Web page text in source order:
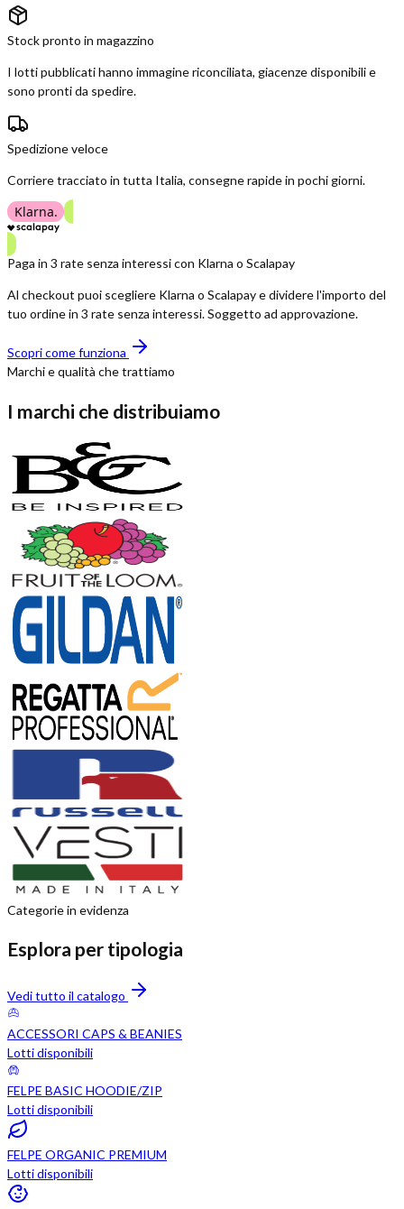
Stock pronto in magazzino
I lotti pubblicati hanno immagine riconciliata, giacenze disponibili e
sono pronti da spedire.
Spedizione veloce
Corriere tracciato in tutta Italia, consegne rapide in pochi giorni.
Klarna.
Paga in 3 rate senza interessi con Klarna o Scalapay
Al checkout puoi scegliere Klarna o Scalapay e dividere l'importo del
tuo ordine in 3 rate senza interessi. Soggetto ad approvazione.
Scopri come funziona
Marchi e qualità che trattiamo
I marchi che distribuiamo
Categorie in evidenza
Esplora per tipologia
Vedi tutto il catalogo
ACCESSORI CAPS & BEANIES
Lotti disponibili
FELPE BASIC HOODIE/ZIP
Lotti disponibili
FELPE ORGANIC PREMIUM
Lotti disponibili